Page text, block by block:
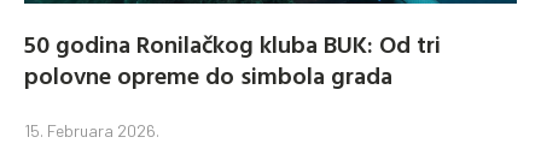
50 godina Ronilačkog kluba BUK: Od tri
polovne opreme do simbola grada
15. Februara 2026.